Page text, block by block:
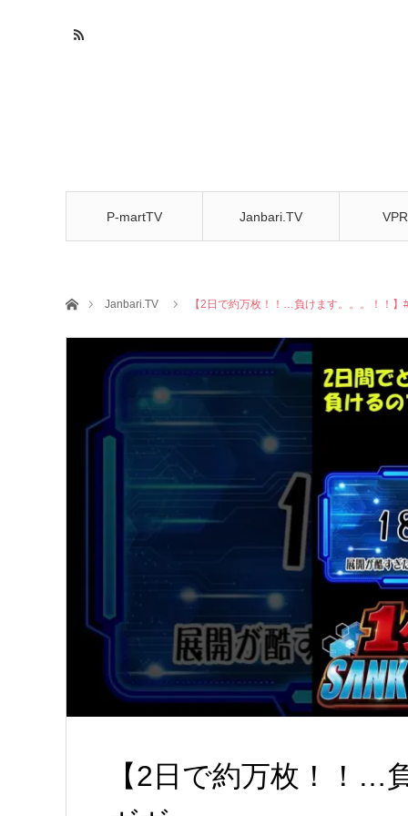
P-martTV Janbari.TV
ホームJanbari.TV 【2日で約万枚！！…負けます。。。！！】
【2日で約万枚！！…